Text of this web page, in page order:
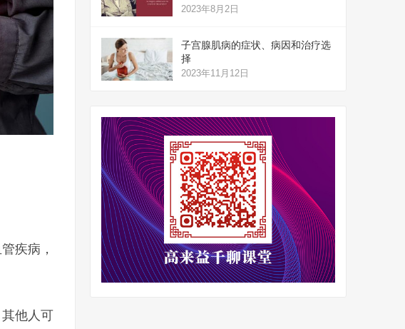
疾病，
他人可
2023年8月2日
子宫腺肌病的症状、病因和治疗选
择
2023年11月12日